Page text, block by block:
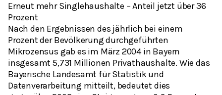
Erneut mehr Singlehaushalte – Anteil jetzt über 36
Prozent
Nach den Ergebnissen des jährlich bei einem
Prozent der Bevölkerung durchgeführten
Mikrozensus gab es im März 2004 in Bayern
insgesamt 5,731 Millionen Privathaushalte. Wie das
Bayerische Landesamt für Statistik und
Datenverarbeitung mitteilt, bedeutet dies